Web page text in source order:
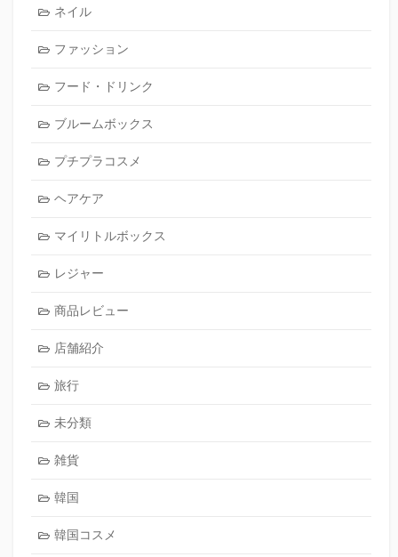
ネイル
ファッション
フード・ドリンク
ブルームボックス
プチプラコスメ
ヘアケア
マイリトルボックス
レジャー
商品レビュー
店舗紹介
旅行
未分類
雑貨
韓国
韓国コスメ